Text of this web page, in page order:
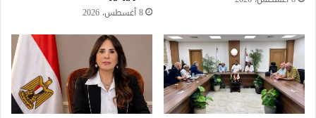
8 أغسطس، 2026